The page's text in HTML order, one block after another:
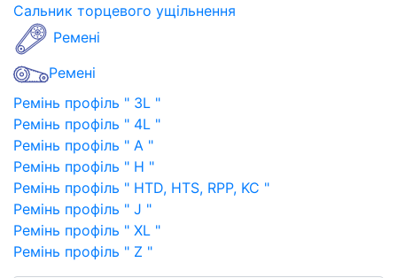
Сальник торцевого ущільнення
Ремені
Ремені
Ремінь профіль " 3L "
Ремінь профіль " 4L "
Ремінь профіль " A "
Ремінь профіль " H "
Ремінь профіль " HTD, HTS, RPP, KC "
Ремінь профіль " J "
Ремінь профіль " XL "
Ремінь профіль " Z "